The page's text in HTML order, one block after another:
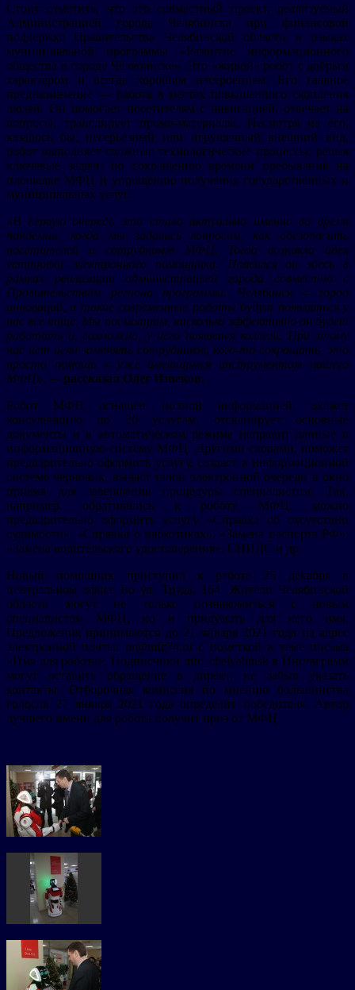
Стоит отметить, что это совместный проект, реализуемый
Администрацией города Челябинска при финансовой
поддержке Правительства Челябинской области в рамках
муниципальной программы «Развитие информационного
общества в городе Челябинске». Это «живой» робот с добрым
характером и всегда хорошим настроением. Его главное
предназначение — работа в местах повышенного скопления
людей. Он помогает посетителям с навигацией, отвечает на
вопросы, транслирует промо-материалы. Несмотря на его,
казалось бы, несерьезный или игрушечный внешний вид,
робот выполняет сложные технологические процессы, решая
ключевые задачи по сокращению времени пребывания на
площадке МФЦ и упрощению получения государственных и
муниципальных услуг.
«В первую очередь это стало актуально именно во время
пандемии, когда мы задались вопросом, как обезопасить
посетителей и сотрудников МФЦ. Тогда возникла идея
установки электронного помощника. Появился он здесь в
рамках реализации администрацией города совместно с
Правительством региона программы. Челябинск – город
инноваций, и такие современные роботы будут появляться у
нас все чаще. Мы посмотрим, насколько эффективно он будет
работать и, возможно, у него появятся коллеги. При этому
нас нет цели заменять сотрудников, кого-то сокращать, это
просто помощь к уже имеющимся инструментам нашего
МФЦ», — рассказал Олег Извеков.
Робот МФЦ оснащен полной информацией, окажет
консультацию по 20 услугам, отсканирует основные
документы и в автоматическом режиме направит данные в
информационную систему МФЦ. Другими словами, поможет
предварительно оформить услугу, создаст в информационной
системе черновик, выдаст талон электронной очереди в окно
приема для завершения процедуры специалистом. Так,
например, обратившись к роботу МФЦ, можно
предварительно оформить услугу «Справка об отсутствии
судимости», «Справка о наркотиках», «Замена паспорта РФ»,
«Замена водительского удостоверения», СНИЛС и др.
Новый помощник приступил к работе 25 декабря в
центральном офисе по ул. Труда, 164. Жители Челябинской
области могут не только познакомиться с новым
специалистом МФЦ, но и придумать для него имя.
Предложения принимаются до 21 января 2021 года на адрес
электронной почты: pr@mfc74.ru с пометкой в теме письма
«Имя для робота». Подписчики mfc_chelyabinsk в Инстаграмм
могут оставить обращение в директ, не забыв указать
контакты. Отборочная комиссия по мнению большинства
голосов 27 января 2021 года определит победителя. Автор
лучшего имени для робота получит приз от МФЦ.